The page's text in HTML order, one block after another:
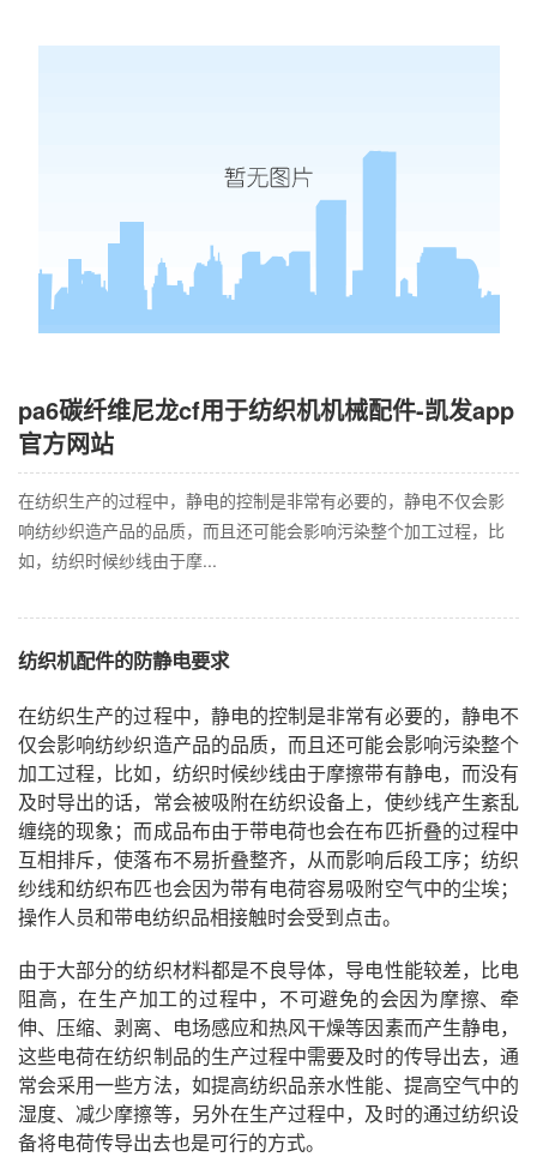
pa6碳纤维尼龙cf用于纺织机机械配件-凯发app
官方网站
在纺织生产的过程中，静电的控制是非常有必要的，静电不仅会影
响纺纱织造产品的品质，而且还可能会影响污染整个加工过程，比
如，纺织时候纱线由于摩...
纺织机配件的防静电要求
在纺织生产的过程中，静电的控制是非常有必要的，静电不
仅会影响纺纱织造产品的品质，而且还可能会影响污染整个
加工过程，比如，纺织时候纱线由于摩擦带有静电，而没有
及时导出的话，常会被吸附在纺织设备上，使纱线产生紊乱
缠绕的现象；而成品布由于带电荷也会在布匹折叠的过程中
互相排斥，使落布不易折叠整齐，从而影响后段工序；纺织
纱线和纺织布匹也会因为带有电荷容易吸附空气中的尘埃；
操作人员和带电纺织品相接触时会受到点击。
由于大部分的纺织材料都是不良导体，导电性能较差，比电
阻高，在生产加工的过程中，不可避免的会因为摩擦、牵
伸、压缩、剥离、电场感应和热风干燥等因素而产生静电，
这些电荷在纺织制品的生产过程中需要及时的传导出去，通
常会采用一些方法，如提高纺织品亲水性能、提高空气中的
湿度、减少摩擦等，另外在生产过程中，及时的通过纺织设
备将电荷传导出去也是可行的方式。